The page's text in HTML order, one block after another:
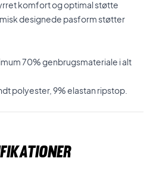
komfort og optimal støtte
designede pasform støtter
70% genbrugsmateriale i alt
polyester, 9% elastan ripstop.